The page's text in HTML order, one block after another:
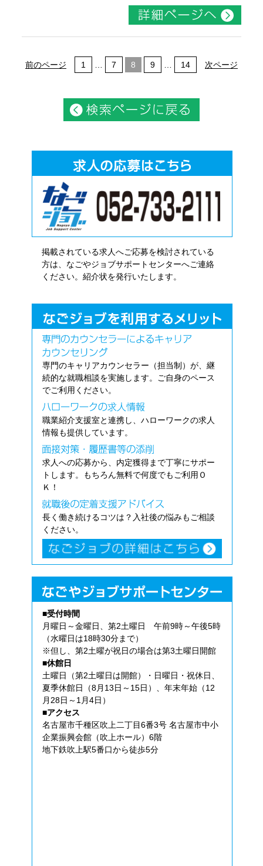
前のページ 1 7 8 9 14 次ページ
掲載されている求人へご応募を検討されている
方は、なごやジョブサポートセンターへご連絡
ください。紹介状を発行いたします。
専門のキャリアカウンセラー（担当制）が、継
続的な就職相談を実施します。ご自身のペース
でご利用ください。
職業紹介支援室と連携し、ハローワークの求人
情報も提供しています。
求人への応募から、内定獲得まで丁寧にサポー
トします。もちろん無料で何度でもご利用Ｏ
Ｋ！
長く働き続けるコツは？入社後の悩みもご相談
ください。
■受付時間
月曜日～金曜日、第2土曜日 午前9時～午後5時
（水曜日は18時30分まで）
※但し、第2土曜が祝日の場合は第3土曜日開館
■休館日
土曜日（第2土曜日は開館）・日曜日・祝休日、
夏季休館日（8月13日～15日）、年末年始（12
月28日～1月4日）
■アクセス
名古屋市千種区吹上二丁目6番3号 名古屋市中小
企業振興会館（吹上ホール）6階
地下鉄吹上駅5番口から徒歩5分